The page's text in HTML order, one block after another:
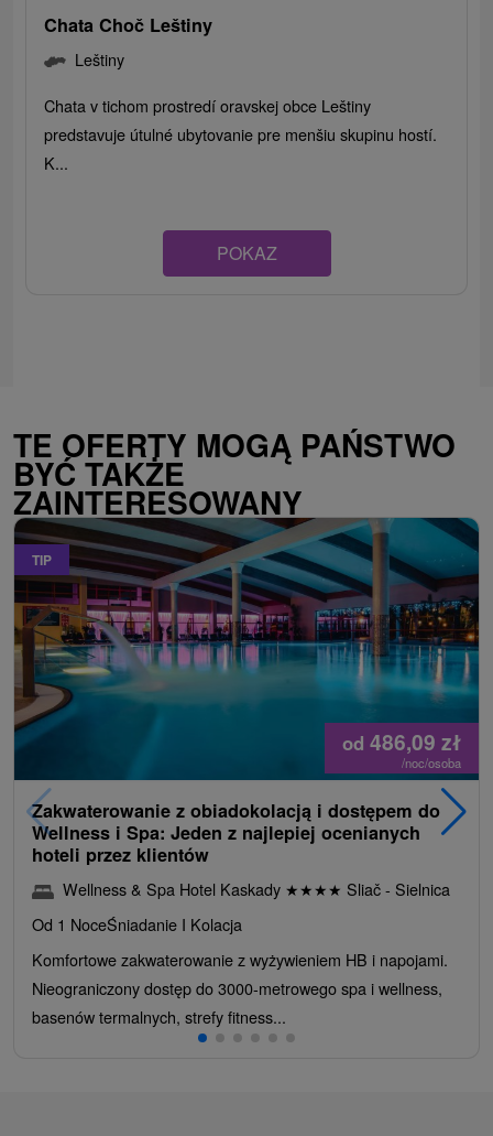
Chata Choč Leštiny
Leštiny
Chata v tichom prostredí oravskej obce Leštiny
predstavuje útulné ubytovanie pre menšiu skupinu hostí.
K...
POKAZ
TE OFERTY MOGĄ PAŃSTWO
BYĆ TAKŻE
ZAINTERESOWANY
TIP
od 486,09 zł
/noc/osoba
Zakwaterowanie z obiadokolacją i dostępem do
Wellness i Spa: Jeden z najlepiej ocenianych
hoteli przez klientów
Wellness & Spa Hotel Kaskady ★★★★ Sliač - Sielnica
Od 1 NoceŚniadanie I Kolacja
Komfortowe zakwaterowanie z wyżywieniem HB i napojami.
Nieograniczony dostęp do 3000-metrowego spa i wellness,
basenów termalnych, strefy fitness...